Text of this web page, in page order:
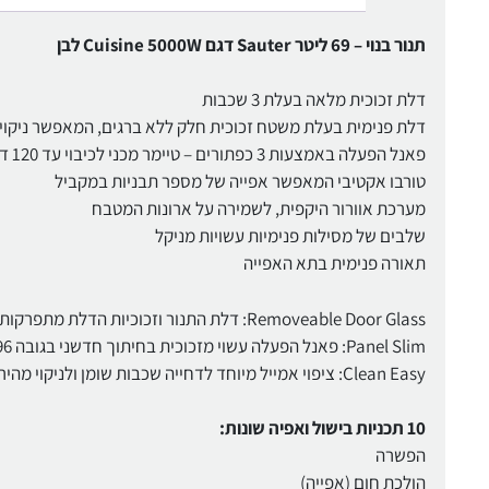
תנור בנוי – 69 ליטר Sauter דגם Cuisine 5000W לבן
דלת זכוכית מלאה בעלת 3 שכבות
דלת פנימית בעלת משטח זכוכית חלק ללא ברגים, המאפשר
פאנל הפעלה באמצעות 3 כפתורים – טיימר מכני לכיבוי עד 120 דקות
טורבו אקטיבי המאפשר אפייה של מספר תבניות במקביל
מערכת אוורור היקפית, לשמירה על ארונות המטבח
שלבים של מסילות פנימיות עשויות מניקל
תאורה פנימית בתא האפייה
Removeable Door Glass: דלת התנור וזכוכיות הדלת מתפרקות לניקוי קל ויסודי
Panel Slim: פאנל הפעלה עשוי מזכוכית בחיתוך חדשני בגובה 96 מ"מ
Clean Easy: ציפוי אמייל מיוחד לדחייה שכבות שומן ולניקוי מהיר
10 תכניות בישול ואפיה שונות:
הפשרה
הולכת חום (אפייה)